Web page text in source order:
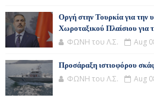
Οργή στην Τουρκία για την
Χωροταξικού Πλαίσιου για
ΦΩΝΗ του Λ.Σ. Aug
Προσάραξη ιστιοφόρου
ΦΩΝΗ του Λ.Σ. Aug